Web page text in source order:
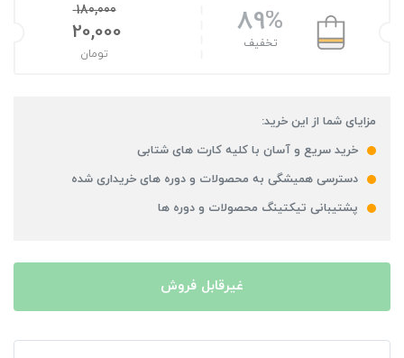
89%
تخفیف
180,000
20,000
تومان
مزایای شما از این خرید:
خرید سریع و آسان با کلیه کارت های شتابی
دسترسی همیشگی به محصولات و دوره های خریداری شده
پشتیبانی تیکتینگ محصولات و دوره ها
غیرقابل فروش